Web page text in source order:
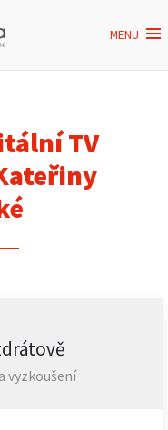
MENU
TV
vyzkoušení